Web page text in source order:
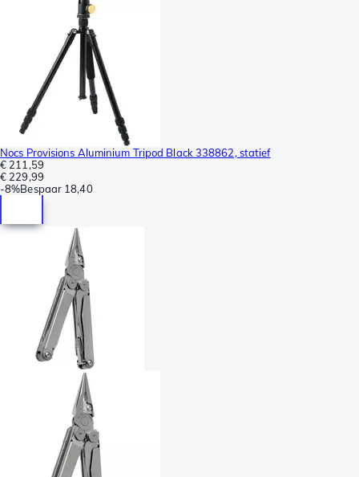
Nocs Provisions Aluminium Tripod Black 338862, statief
€ 211,59
€ 229,99
-8%Bespaar 18,40